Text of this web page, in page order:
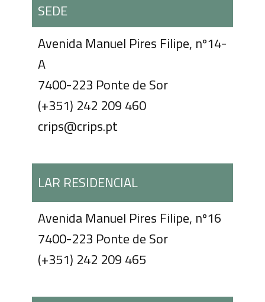
SEDE
Avenida Manuel Pires Filipe, nº14-
A
7400-223 Ponte de Sor
(+351) 242 209 460
crips@crips.pt
LAR RESIDENCIAL
Avenida Manuel Pires Filipe, nº16
7400-223 Ponte de Sor
(+351) 242 209 465